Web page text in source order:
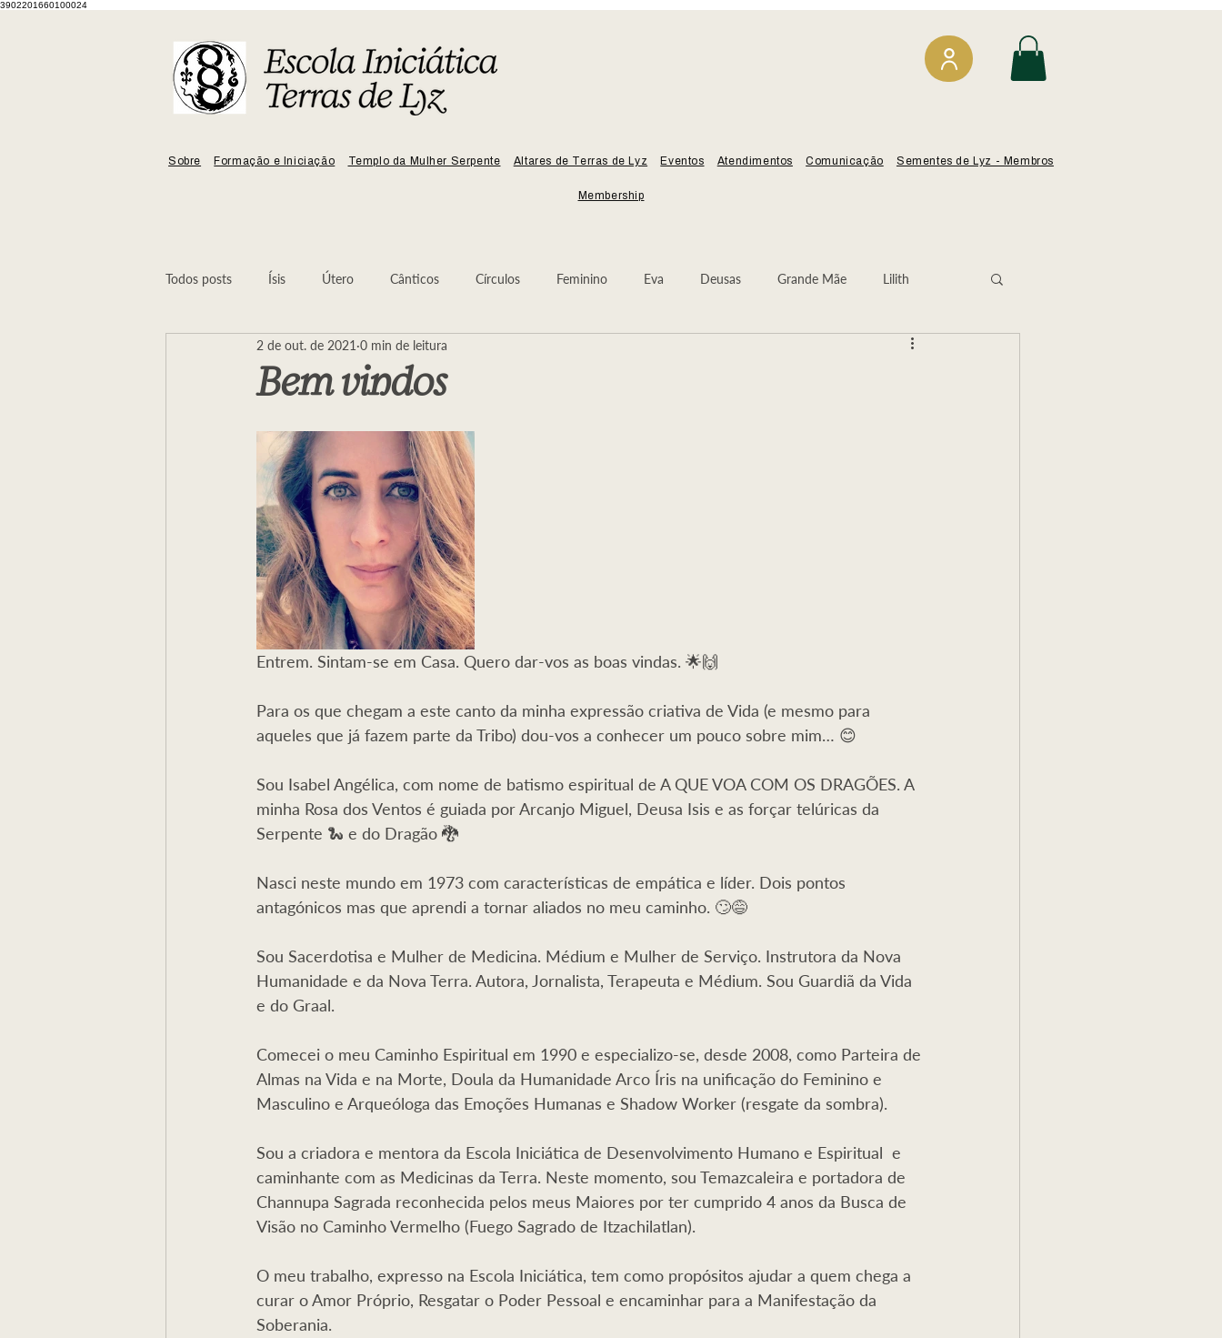
3902201660100024
Sobre Formação e Iniciação Templo da Mulher Serpente Altares de Terras de Lyz Eventos Atendimentos Comunicação Sementes de Lyz - Membros
Membership
Todos posts Ísis Útero Cânticos Círculos Feminino Eva Deusas Grande Mãe Lilith
No Ninho da Serpente Sangue
Caminho Iniciático Feridas do Feminino
Bem vindos
2 de out. de 2021 0 min de leitura
Entrem. Sintam-se em Casa. Quero dar-vos as boas vindas. 🌟🙌
Para os que chegam a este canto da minha expressão criativa de Vida (e mesmo para
aqueles que já fazem parte da Tribo) dou-vos a conhecer um pouco sobre mim… 😊
Sou Isabel Angélica, com nome de batismo espiritual de A QUE VOA COM OS DRAGÕES. A
minha Rosa dos Ventos é guiada por Arcanjo Miguel, Deusa Isis e as forçar telúricas da
Serpente 🐍 e do Dragão 🐉
Nasci neste mundo em 1973 com características de empática e líder. Dois pontos
antagónicos mas que aprendi a tornar aliados no meu caminho. 🙄😅
Sou Sacerdotisa e Mulher de Medicina. Médium e Mulher de Serviço. Instrutora da Nova
Humanidade e da Nova Terra. Autora, Jornalista, Terapeuta e Médium. Sou Guardiã da Vida
e do Graal.
Comecei o meu Caminho Espiritual em 1990 e especializo-se, desde 2008, como Parteira de
Almas na Vida e na Morte, Doula da Humanidade Arco Íris na unificação do Feminino e
Masculino e Arqueóloga das Emoções Humanas e Shadow Worker (resgate da sombra).
Sou a criadora e mentora da Escola Iniciática de Desenvolvimento Humano e Espiritual  e
caminhante com as Medicinas da Terra. Neste momento, sou Temazcaleira e portadora de
Channupa Sagrada reconhecida pelos meus Maiores por ter cumprido 4 anos da Busca de
Visão no Caminho Vermelho (Fuego Sagrado de Itzachilatlan).
O meu trabalho, expresso na Escola Iniciática, tem como propósitos ajudar a quem chega a
curar o Amor Próprio, Resgatar o Poder Pessoal e encaminhar para a Manifestação da
Soberania.